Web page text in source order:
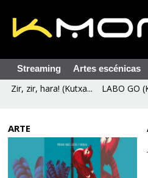
Streaming Artes escénicas
Zir, zir, hara! (Kutxa... LABO GO
ARTE